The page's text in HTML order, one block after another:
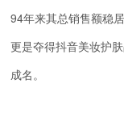
94年来其总销售额稳
更是夺得抖音美妆护
成名。